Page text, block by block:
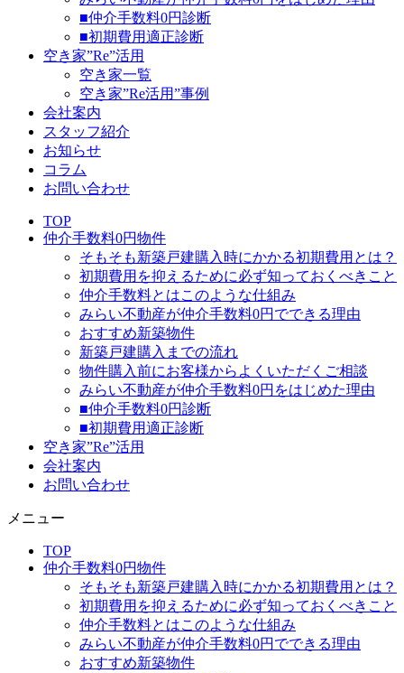
■仲介手数料0円診断
■初期費用適正診断
空き家”Re”活用
空き家一覧
空き家”Re活用”事例
会社案内
スタッフ紹介
お知らせ
コラム
お問い合わせ
TOP
仲介手数料0円物件
そもそも新築戸建購入時にかかる初期費用とは？
初期費用を抑えるために必ず知っておくべきこと
仲介手数料とはこのような仕組み
みらい不動産が仲介手数料0円でできる理由
おすすめ新築物件
新築戸建購入までの流れ
物件購入前にお客様からよくいただくご相談
みらい不動産が仲介手数料0円をはじめた理由
■仲介手数料0円診断
■初期費用適正診断
空き家”Re”活用
会社案内
お問い合わせ
メニュー
TOP
仲介手数料0円物件
そもそも新築戸建購入時にかかる初期費用とは？
初期費用を抑えるために必ず知っておくべきこと
仲介手数料とはこのような仕組み
みらい不動産が仲介手数料0円でできる理由
おすすめ新築物件